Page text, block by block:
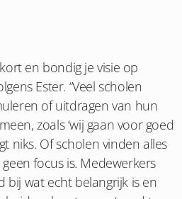
en bondig je visie op
Ester. “Veel scholen
of uitdragen van hun
zoals ‘wij gaan voor goed
niks. Of scholen vinden alles
focus is. Medewerkers
bij wat echt belangrijk is en